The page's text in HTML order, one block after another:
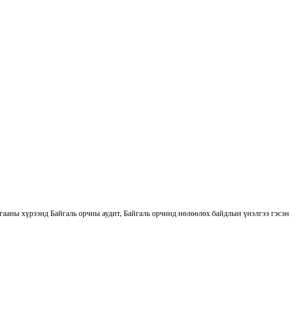
хүрээнд Байгаль орчны аудит, Байгаль орчинд нөлөөлөх байдлын үнэлгээ гэсэн